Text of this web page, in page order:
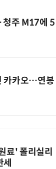
청주 M17에 5
카카오…연봉
료' 폴리실리